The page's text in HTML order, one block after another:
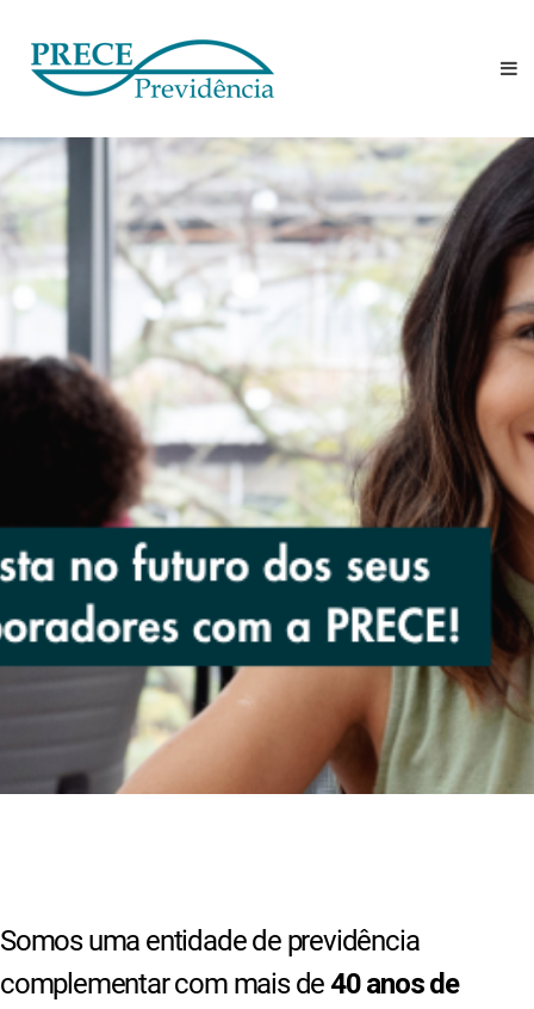
Somos uma entidade de previdência
complementar com mais de40 anos de